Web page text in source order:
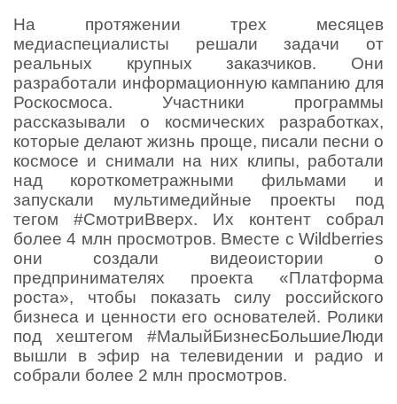
На протяжении трех месяцев
медиаспециалисты решали задачи от
реальных крупных заказчиков. Они
разработали информационную кампанию для
Роскосмоса. Участники программы
рассказывали о космических разработках,
которые делают жизнь проще, писали песни о
космосе и снимали на них клипы, работали
над короткометражными фильмами и
запускали мультимедийные проекты под
тегом #СмотриВверх. Их контент собрал
более 4 млн просмотров. Вместе с Wildberries
они создали видеоистории о
предпринимателях проекта «Платформа
роста», чтобы показать силу российского
бизнеса и ценности его основателей. Ролики
под хештегом #МалыйБизнесБольшиеЛюди
вышли в эфир на телевидении и радио и
собрали более 2 млн просмотров.